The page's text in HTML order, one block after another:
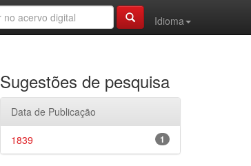
Idioma
Sugestões de pesquisa
Data de Publicação
1
1839